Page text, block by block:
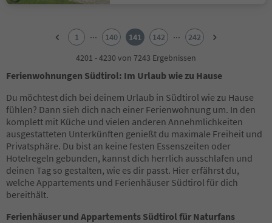
6
7
8
9
10
11
12
13
14
15
16
17
1 ... 140 141 142 ...
242
4201 - 4230 von 7243 Ergebnissen
Ferienwohnungen Südtirol: Im Urlaub wie zu Hause
Du möchtest dich bei deinem Urlaub in Südtirol wie zu Hause
fühlen? Dann sieh dich nach einer Ferienwohnung um. In den
komplett mit Küche und vielen anderen Annehmlichkeiten
ausgestatteten Unterkünften genießt du maximale Freiheit und
Privatsphäre. Du bist an keine festen Essenszeiten oder
Hotelregeln gebunden, kannst dich herrlich ausschlafen und
deinen Tag so gestalten, wie es dir passt. Hier erfährst du,
welche Appartements und Ferienhäuser Südtirol für dich
bereithält.
Ferienhäuser und Appartements Südtirol für Naturfans